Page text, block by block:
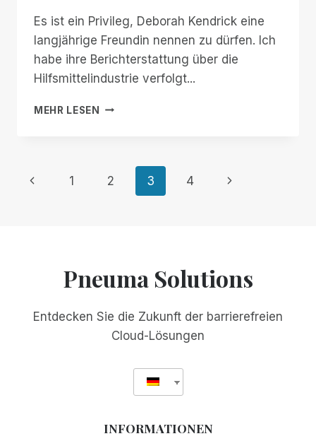
Es ist ein Privileg, Deborah Kendrick eine
langjährige Freundin nennen zu dürfen. Ich
habe ihre Berichterstattung über die
Hilfsmittelindustrie verfolgt...
MEHR LESEN
PNEUMA
WORLD
Seitennavigation
Vorherige
1 2 3 4
Nächste
Pneuma Solutions
Entdecken Sie die Zukunft der barrierefreien
Cloud-Lösungen
INFORMATIONEN